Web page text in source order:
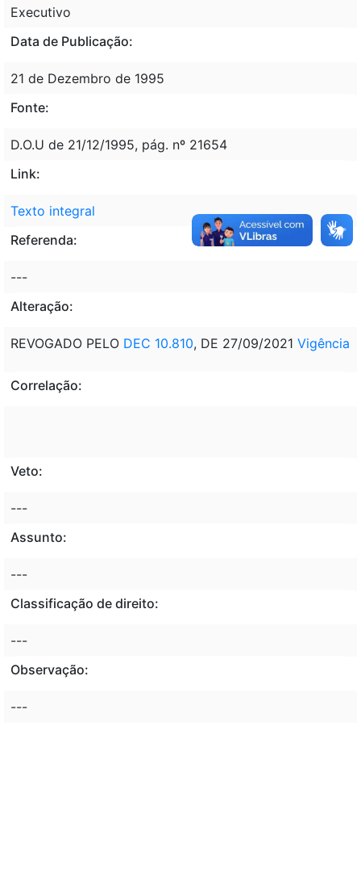
Executivo
Data de Publicação:
21 de Dezembro de 1995
Fonte:
D.O.U de 21/12/1995, pág. nº 21654
Link:
Texto integral
Referenda:
---
Alteração:
REVOGADO PELO DEC 10.810, DE 27/09/2021 Vigência
Correlação:
Veto:
---
Assunto:
---
Classificação de direito:
---
Observação:
---